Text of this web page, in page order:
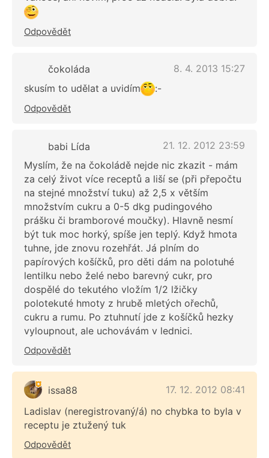
Odpovědět
čokoláda
8. 4. 2013 15:27
skusím to udělat a uvidím
:-
Odpovědět
babi Lída
21. 12. 2012 23:59
Myslím, že na čokoládě nejde nic zkazit - mám
za celý život více receptů a liší se (při přepočtu
na stejné množství tuku) až 2,5 x větším
množstvím cukru a 0-5 dkg pudingového
prášku či bramborové moučky). Hlavně nesmí
být tuk moc horký, spíše jen teplý. Když hmota
tuhne, jde znovu rozehřát. Já plním do
papírových košíčků, pro děti dám na polotuhé
lentilku nebo želé nebo barevný cukr, pro
dospělé do tekutého vložím 1/2 lžičky
polotekuté hmoty z hrubě mletých ořechů,
cukru a rumu. Po ztuhnutí jde z košíčků hezky
vyloupnout, ale uchovávám v lednici.
Odpovědět
issa88
17. 12. 2012 08:41
Ladislav (neregistrovaný/á) no chybka to byla v
receptu je ztužený tuk
Odpovědět